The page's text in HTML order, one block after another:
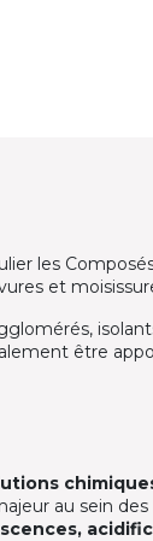
les
et
être
au sein